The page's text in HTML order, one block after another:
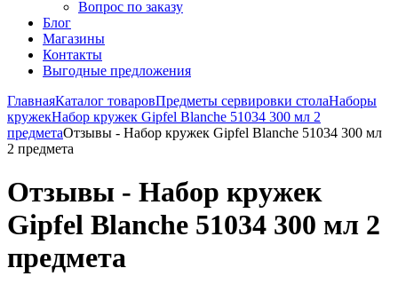
Вопрос по заказу
Блог
Магазины
Контакты
Выгодные предложения
ГлавнаяКаталог товаровПредметы сервировки столаНаборы
кружекНабор кружек Gipfel Blanche 51034 300 мл 2
предметаОтзывы - Набор кружек Gipfel Blanche 51034 300 мл
2 предмета
Отзывы - Набор кружек
Gipfel Blanche 51034 300 мл 2
предмета